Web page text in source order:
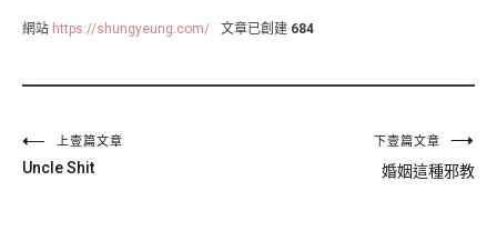
網站 https://shungyeung.com/ 文章已創建 684
文
章
上壹篇文章
Uncle Shit
下壹篇文章
婚姻這種邪教